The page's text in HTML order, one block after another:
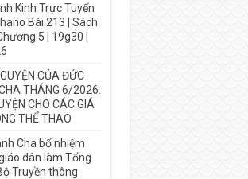
Kinh Trực Tuyến
Bài 213 | Sách
5 | 19g30 |
CỦA ĐỨC
THÁNG 6/2026:
CHO CÁC GIÁ
THỂ THAO
Cha bổ nhiệm
dân làm Tổng
Truyền thông